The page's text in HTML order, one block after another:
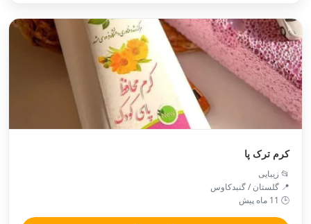
کرم ترک پا
📂 زیبایی
📍 گلستان / گنبدكاوس
🕒 11 ماه پیش